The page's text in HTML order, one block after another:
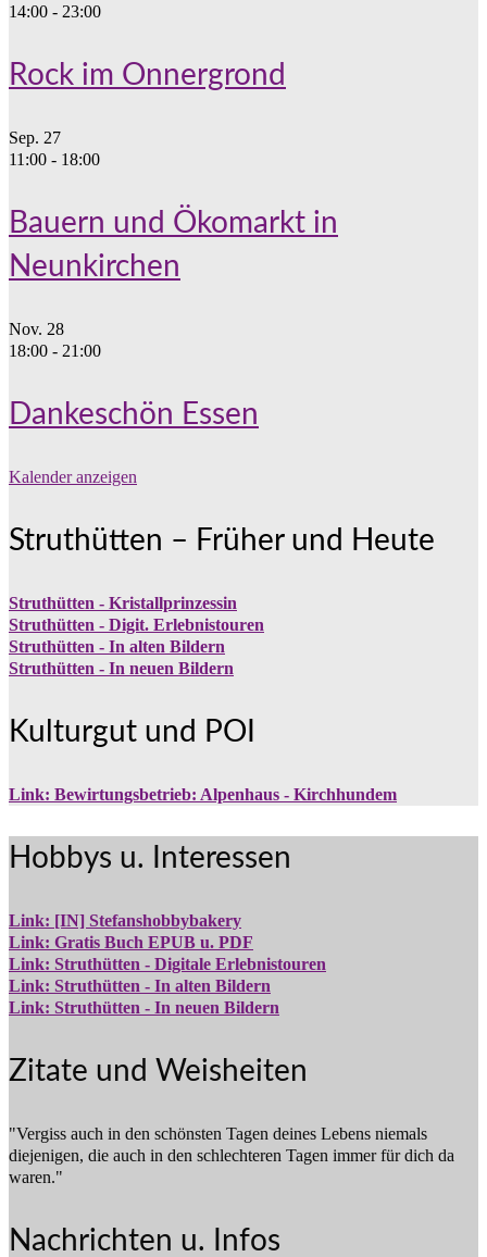
14:00 - 23:00
Rock im Onnergrond
Sep. 27
11:00 - 18:00
Bauern und Ökomarkt in
Neunkirchen
Nov. 28
18:00 - 21:00
Dankeschön Essen
Kalender anzeigen
Struthütten – Früher und Heute
Struthütten - Kristallprinzessin
Struthütten - Digit. Erlebnistouren
Struthütten - In alten Bildern
Struthütten - In neuen Bildern
Kulturgut und POI
Link: Bewirtungsbetrieb: Alpenhaus - Kirchhundem
Hobbys u. Interessen
Link: [IN] Stefanshobbybakery
Link: Gratis Buch EPUB u. PDF
Link: Struthütten - Digitale Erlebnistouren
Link: Struthütten - In alten Bildern
Link: Struthütten - In neuen Bildern
Zitate und Weisheiten
"Vergiss auch in den schönsten Tagen deines Lebens niemals
diejenigen, die auch in den schlechteren Tagen immer für dich da
waren."
Nachrichten u. Infos